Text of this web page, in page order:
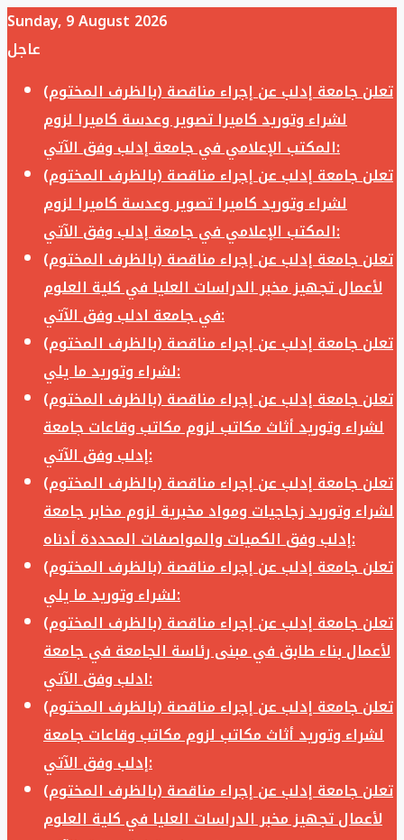
Sunday, 9 August 2026
عاجل
تعلن جامعة إدلب عن إجراء مناقصة (بالظرف المختوم)
لشراء وتوريد كاميرا تصوير وعدسة كاميرا لزوم
المكتب الإعلامي في جامعة إدلب وفق الآتي:
تعلن جامعة إدلب عن إجراء مناقصة (بالظرف المختوم)
لشراء وتوريد كاميرا تصوير وعدسة كاميرا لزوم
المكتب الإعلامي في جامعة إدلب وفق الآتي:
تعلن جامعة إدلب عن إجراء مناقصة (بالظرف المختوم)
لأعمال تجهيز مخبر الدراسات العليا في كلية العلوم
في جامعة ادلب وفق الآتي:
تعلن جامعة إدلب عن إجراء مناقصة (بالظرف المختوم)
لشراء وتوريد ما يلي:
تعلن جامعة إدلب عن إجراء مناقصة (بالظرف المختوم)
لشراء وتوريد أثاث مكاتب لزوم مكاتب وقاعات جامعة
إدلب وفق الآتي:
تعلن جامعة إدلب عن إجراء مناقصة (بالظرف المختوم)
لشراء وتوريد زجاجيات ومواد مخبرية لزوم مخابر جامعة
إدلب وفق الكميات والمواصفات المحددة أدناه:
تعلن جامعة إدلب عن إجراء مناقصة (بالظرف المختوم)
لشراء وتوريد ما يلي:
تعلن جامعة إدلب عن إجراء مناقصة (بالظرف المختوم)
لأعمال بناء طابق في مبنى رئاسة الجامعة في جامعة
ادلب وفق الآتي:
تعلن جامعة إدلب عن إجراء مناقصة (بالظرف المختوم)
لشراء وتوريد أثاث مكاتب لزوم مكاتب وقاعات جامعة
إدلب وفق الآتي:
تعلن جامعة إدلب عن إجراء مناقصة (بالظرف المختوم)
لأعمال تجهيز مخبر الدراسات العليا في كلية العلوم